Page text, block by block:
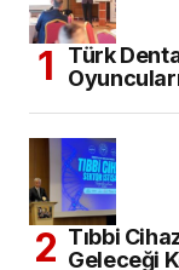
Türk
Tıbbi
Geleceği